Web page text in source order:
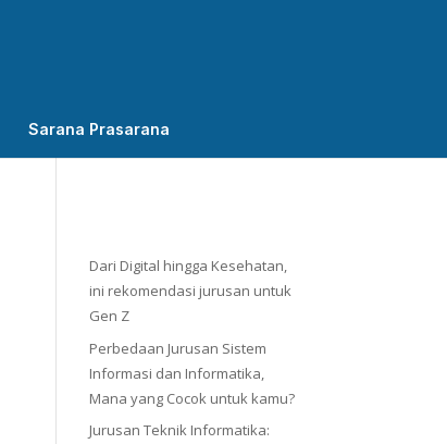
Sarana Prasarana
Dari Digital hingga Kesehatan,
ini rekomendasi jurusan untuk
Gen Z
Perbedaan Jurusan Sistem
Informasi dan Informatika,
Mana yang Cocok untuk kamu?
Jurusan Teknik Informatika: